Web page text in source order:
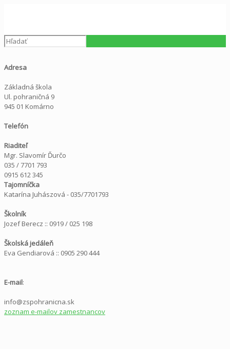
Adresa
Základná škola
Ul. pohraničná 9
945 01 Komárno
Telefón
Riaditeľ
Mgr. Slavomír Ďurčo
035 / 7701 793
0915 612 345
Tajomníčka
Katarína Juhászová - 035/7701793
Školník
Jozef Berecz :: 0919 / 025 198
Školská jedáleň
Eva Gendiarová :: 0905 290 444
E-mail:
info@zspohranicna.sk
zoznam e-mailov zamestnancov